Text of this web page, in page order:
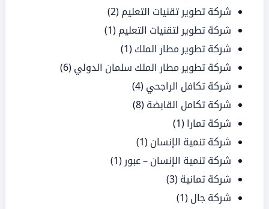
شركة تطوير تقنيات التعليم (2)
شركة تطوير لتقنيات التعليم (1)
شركة تطوير مطار الملك (1)
شركة تطوير مطار الملك سلمان الدولي (6)
شركة تكافل الراجحي (4)
شركة تكامل القابضة (8)
شركة تمارا (1)
شركة تنمية الإنسان (1)
شركة تنمية الإنسان – عبور (1)
شركة ثمانية (3)
شركة جال (1)